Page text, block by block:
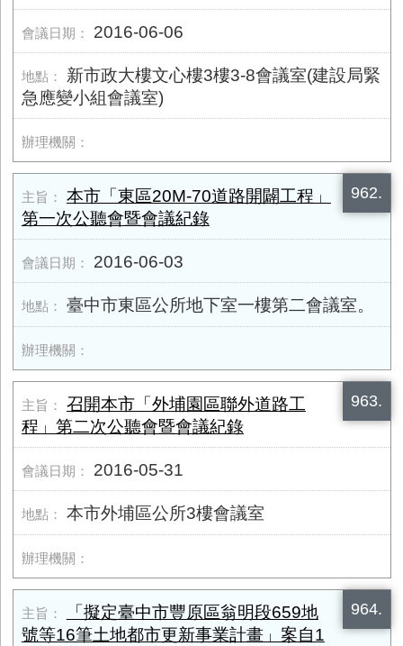
2016-06-06
新市政大樓文心樓3樓3-8會議室(建設局緊
急應變小組會議室)
962.
本市「東區20M-70道路開闢工程」
第一次公聽會暨會議紀錄
2016-06-03
臺中市東區公所地下室一樓第二會議室。
963.
召開本市「外埔園區聯外道路工
程」第二次公聽會暨會議紀錄
2016-05-31
本市外埔區公所3樓會議室
964.
「擬定臺中市豐原區翁明段659地
號等16筆土地都市更新事業計畫」案自1